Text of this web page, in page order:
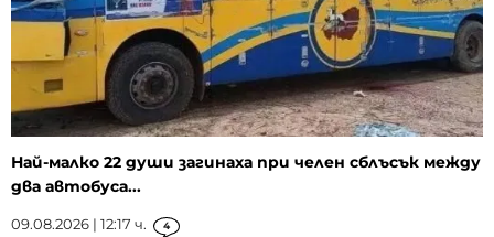
Най-малко 22 души загинаха при челен сблъсък между
два автобуса...
09.08.2026 | 12:17 ч. 4